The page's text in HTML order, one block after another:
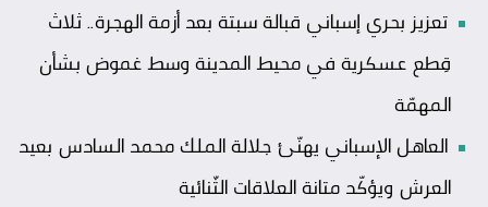
تعزيز بحري إسباني قبالة سبتة بعد أزمة الهجرة.. ثلاث
قِطع عسكرية في محيط المدينة وسط غموض بشأن
المهمّة
العاهل الإسباني يهنّئ جلالة الملك محمد السادس بعيد
العرش ويؤكّد متانة العلاقات الثّنائية